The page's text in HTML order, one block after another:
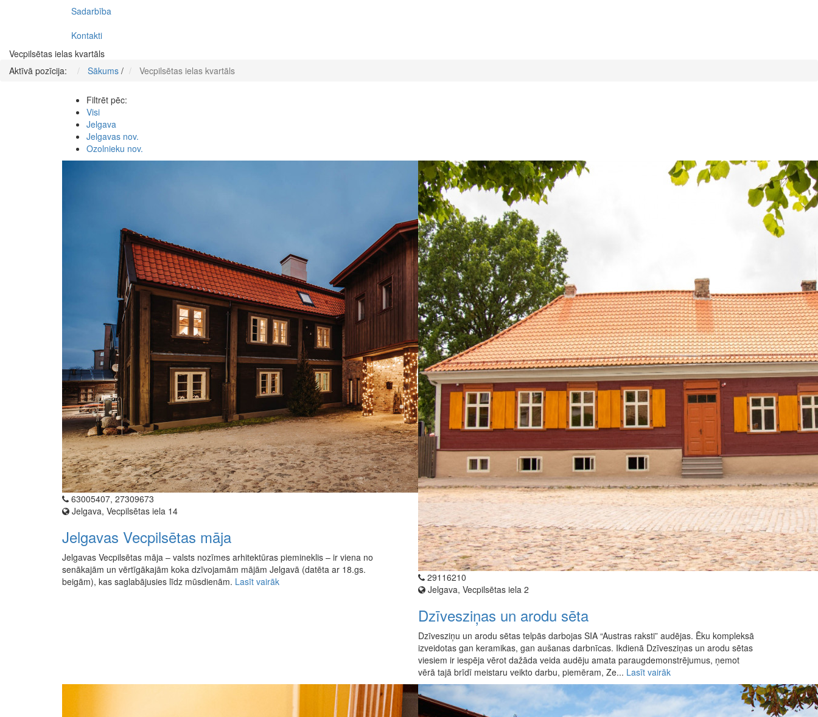
Sadarbība
Kontakti
Vecpilsētas ielas kvartāls
Aktīvā pozīcija:
Sākums / Vecpilsētas ielas kvartāls
Filtrēt pēc:
Visi
Jelgava
Jelgavas nov.
Ozolnieku nov.
63005407, 27309673
Jelgava, Vecpilsētas iela 14
Jelgavas Vecpilsētas māja
Jelgavas Vecpilsētas māja – valsts nozīmes arhitektūras piemineklis – ir viena no
senākajām un vērtīgākajām koka dzīvojamām mājām Jelgavā (datēta ar 18.gs.
beigām), kas saglabājusies līdz mūsdienām. Lasīt vairāk
29116210
Jelgava, Vecpilsētas iela 2
Dzīvesziņas un arodu sēta
Dzīvesziņu un arodu sētas telpās darbojas SIA “Austras raksti” audējas. Ēku kompleksā
izveidotas gan keramikas, gan aušanas darbnīcas. Ikdienā Dzīvesziņas un arodu sētas
viesiem ir iespēja vērot dažāda veida audēju amata paraugdemonstrējumus, ņemot
vērā tajā brīdī meistaru veikto darbu, piemēram, Ze... Lasīt vairāk